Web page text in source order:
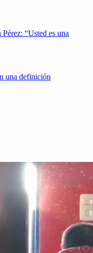
“Usted es una
una definición